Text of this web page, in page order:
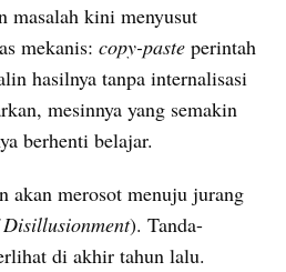
masalah kini menyusut
mekanis: copy-paste perintah
hasilnya tanpa internalisasi
mesinnya yang semakin
berhenti belajar.
akan merosot menuju jurang
). Tanda-
di akhir tahun lalu.